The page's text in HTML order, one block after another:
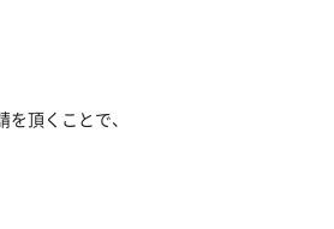
頂くことで、